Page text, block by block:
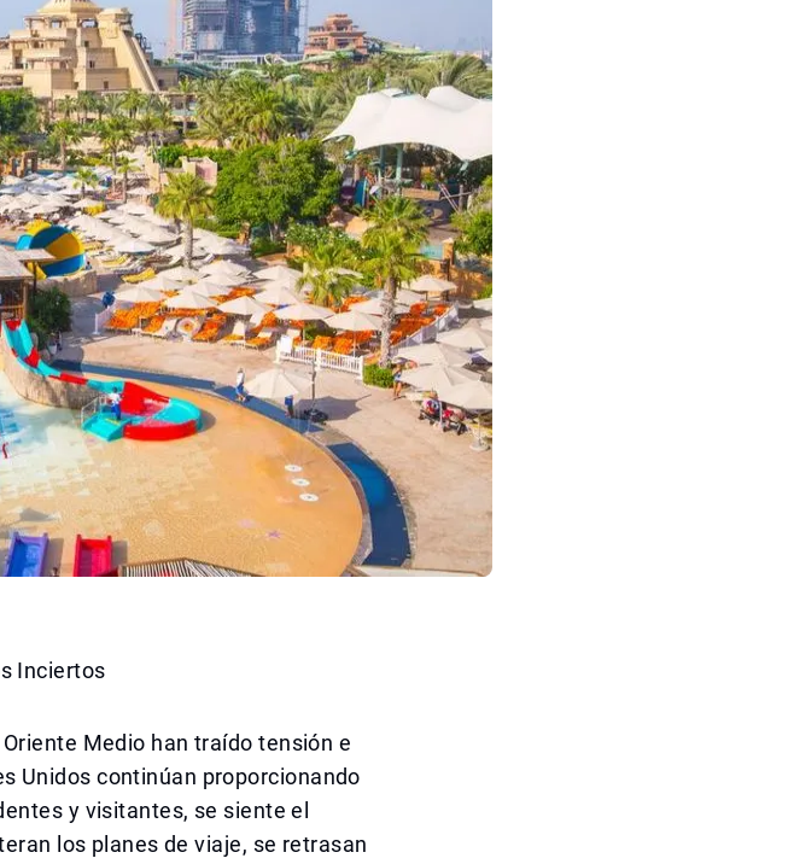
Inciertos
Medio han traído tensión e
Unidos continúan proporcionando
y visitantes, se siente el
los planes de viaje, se retrasan